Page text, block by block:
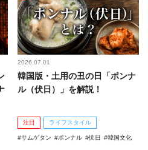
2026.07.01
韓国版・土用の丑の日「ポンナ
ル（伏日）」を解説！
注目 ライフスタイル
サムゲタン ポンナル 伏日 韓国文化